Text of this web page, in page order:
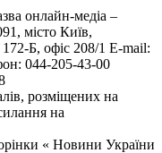
онлайн-медіа –
місто Київ,
Б, офіс 208/1 E-mail:
044-205-43-00
розміщених на
на
« Новини України